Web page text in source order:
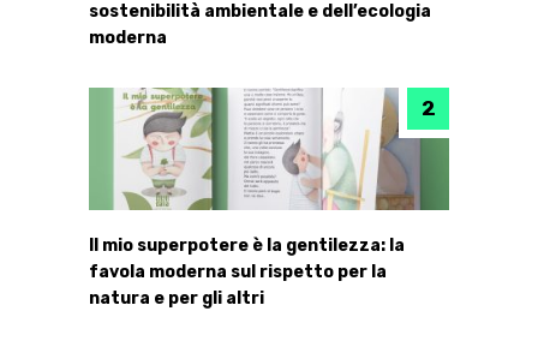
sostenibilità ambientale e dell’ecologia
moderna
Il mio superpotere è la gentilezza: la
favola moderna sul rispetto per la
natura e per gli altri